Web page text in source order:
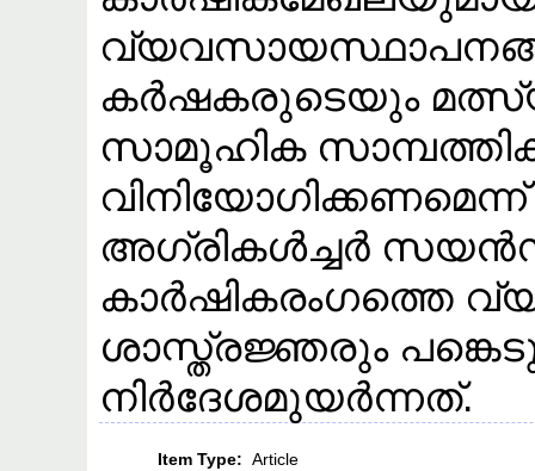
കർഷകരുടെയും
സാമൂഹിക
വിനിയോഗിക്കണമെന്ന്
അഗ്രികൾച്ചർ
കാർഷികരംഗത്തെ
ശാസ്ത്രജ്ഞരും
നിർദേശമുയർന്നത്.
Item Type: Article